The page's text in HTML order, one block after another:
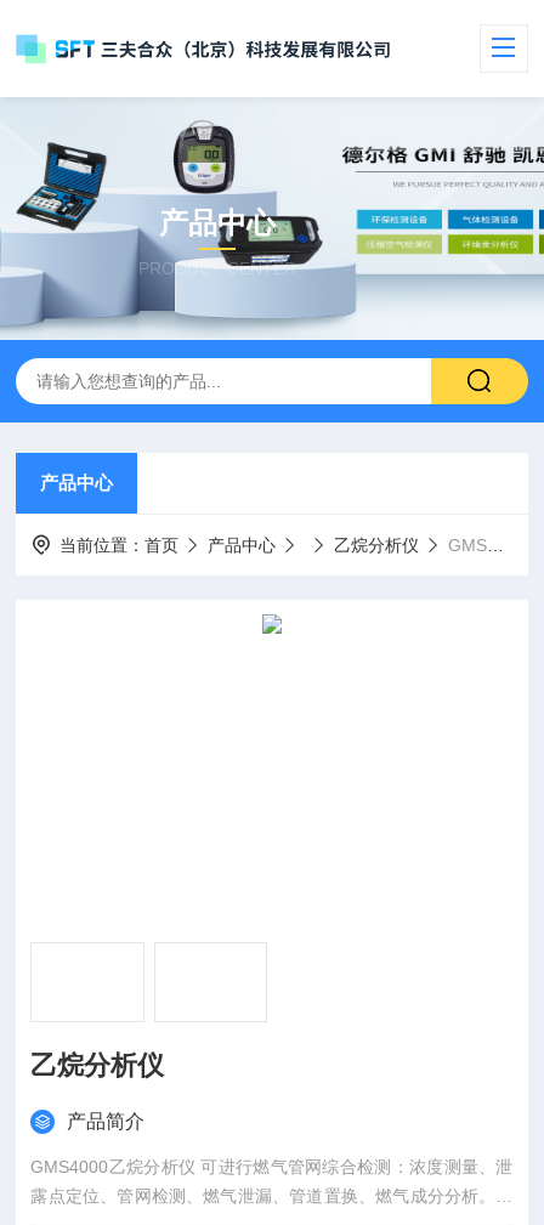
产品中心
PRODUCT CENTER
产品中心
当前位置：首页 产品中心 乙烷分析仪 GMS4000乙烷分析仪
乙烷分析仪
产品简介
GMS4000乙烷分析仪 可进行燃气管网综合检测：浓度测量、泄
露点定位、管网检测、燃气泄漏、管道置换、燃气成分分析。内